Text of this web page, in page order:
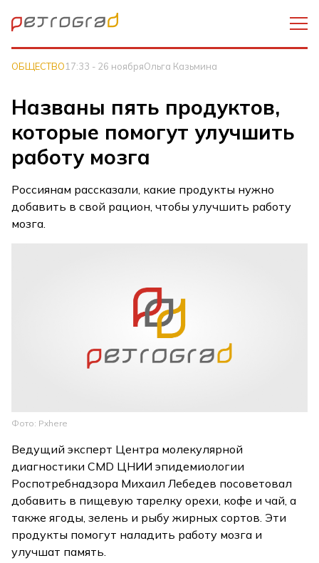
ОБЩЕСТВО17:33 - 26 ноябряОльга Казьмина
Названы пять продуктов,
которые помогут улучшить
работу мозга
Россиянам рассказали, какие продукты нужно
добавить в свой рацион, чтобы улучшить работу
мозга.
Фото: Pxhere
Ведущий эксперт Центра молекулярной
диагностики CMD ЦНИИ эпидемиологии
Роспотребнадзора Михаил Лебедев посоветовал
добавить в пищевую тарелку орехи, кофе и чай, а
также ягоды, зелень и рыбу жирных сортов. Эти
продукты помогут наладить работу мозга и
улучшат память.